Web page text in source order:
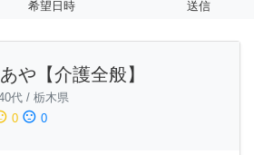
希望日時 送信
や【介護全般】
代 / 栃木県
0 sentiment_dissatisfied 0